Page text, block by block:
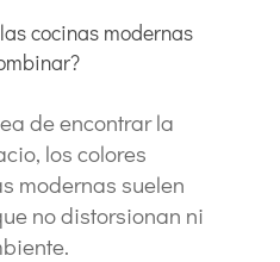
cocinas modernas
de encontrar la
los colores
modernas suelen
no distorsionan ni